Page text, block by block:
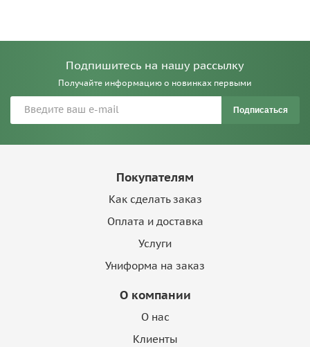
Подпишитесь на нашу рассылку
Получайте информацию о новинках первыми
Подписаться
Покупателям
Как сделать заказ
Оплата и доставка
Услуги
Униформа на заказ
О компании
О нас
Клиенты